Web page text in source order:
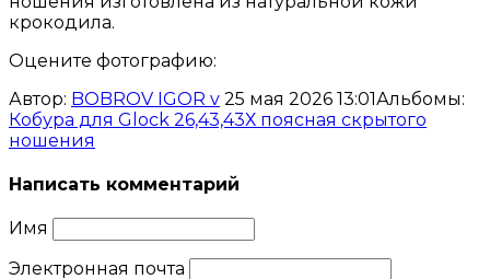
крокодила.
Оцените фотографию:
Автор: BOBROV IGOR v 25 мая 2026 13:01Альбомы:
Кобура для Glock 26,43,43Х поясная скрытого
ношения
Написать комментарий
Имя
Электронная почта